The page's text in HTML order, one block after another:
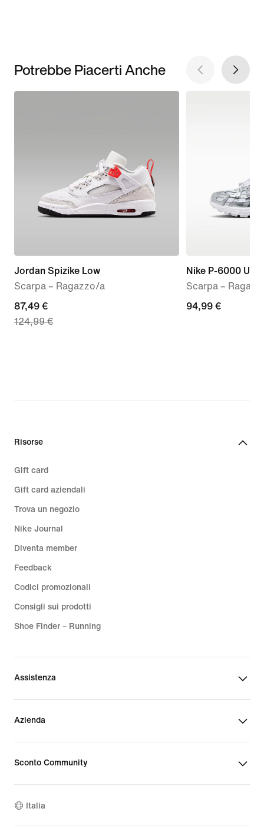
Potrebbe Piacerti Anche
Jordan Spizike Low
Scarpa – Ragazzo/a
current
price
87,49 €
124,99 €
Nike P-6000
Scarpa –
94,99
94,99 €
Risorse
Gift card
Gift card aziendali
Trova un negozio
Nike Journal
Diventa member
Feedback
Codici promozionali
Consigli sui prodotti
Shoe Finder – Running
Assistenza
Azienda
Sconto Community
Italia